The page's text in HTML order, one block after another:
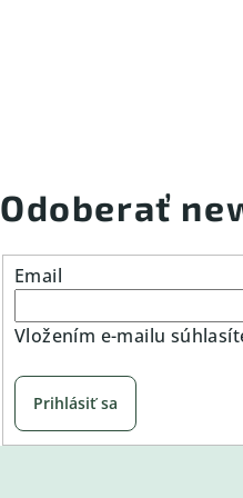
Odoberať
Email
Vložením e-mailu
Prihlásiť sa